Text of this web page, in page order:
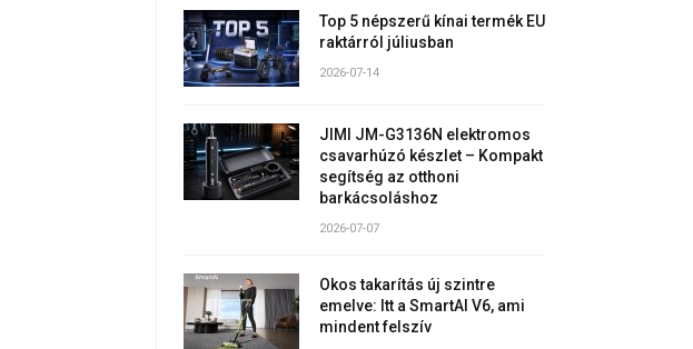
Top 5 népszerű kínai termék EU
raktárról júliusban
2026-07-14
JIMI JM-G3136N elektromos
csavarhúzó készlet – Kompakt
segítség az otthoni
barkácsoláshoz
2026-07-07
Okos takarítás új szintre
emelve: Itt a SmartAI V6, ami
mindent felszív